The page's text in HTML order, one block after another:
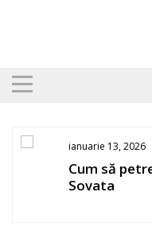
ianuarie 13, 2026
Cum să
Sovata